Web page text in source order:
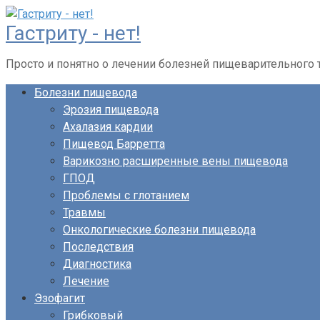
Перейти
к
контенту
Гастриту - нет!
Просто и понятно о лечении болезней пищеварительного
Болезни пищевода
Эрозия пищевода
Ахалазия кардии
Пищевод Барретта
Варикозно расширенные вены пищевода
ГПОД
Проблемы с глотанием
Травмы
Онкологические болезни пищевода
Последствия
Диагностика
Лечение
Эзофагит
Грибковый